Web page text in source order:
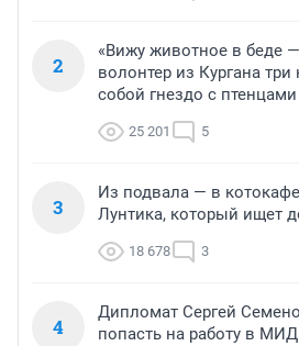
2
«Вижу животное в беде
волонтер из Кургана
собой гнездо с птенцами
25 201 5
3
Из подвала — в
Лунтика, который ищет
18 678 3
4
Дипломат Сергей
попасть на работу в МИД